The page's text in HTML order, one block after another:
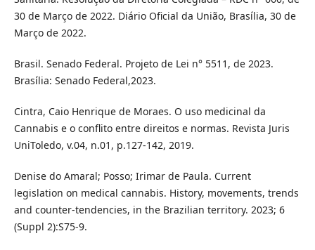
30 de Março de 2022. Diário Oficial da União, Brasília, 30 de
Março de 2022.
Brasil. Senado Federal. Projeto de Lei n° 5511, de 2023.
Brasília: Senado Federal,2023.
Cintra, Caio Henrique de Moraes. O uso medicinal da
Cannabis e o conflito entre direitos e normas. Revista Juris
UniToledo, v.04, n.01, p.127-142, 2019.
Denise do Amaral; Posso; Irimar de Paula. Current
legislation on medical cannabis. History, movements, trends
and counter-tendencies, in the Brazilian territory. 2023; 6
(Suppl 2):S75-9.